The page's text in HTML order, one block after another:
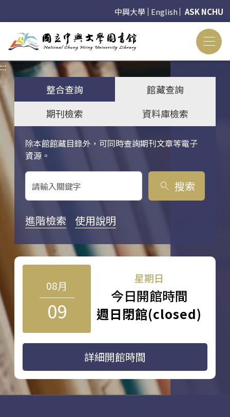
中興大學 English ASK NCHU
:::
整合查詢
館藏查詢
期刊檢索
資料庫檢索
除本館館藏目錄外，可同時查詢期刊文章等電子
資源。
關鍵字搜尋
search 搜索
進階檢索 使用說明
08月
09
星期日
今日開館時間
週日閉館(closed)
詳細開館時間